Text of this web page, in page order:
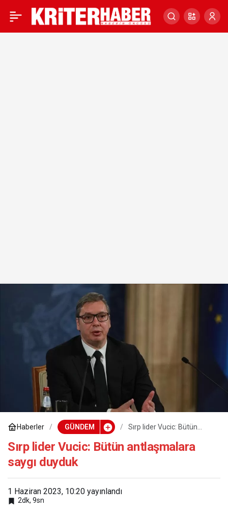
Haberler GÜNDEM
Sırp lider Vucic: Bütün
Sırp lider Vucic: Bütün antlaşmalara
saygı duyduk
1 Haziran 2023, 10:20 yayınlandı
2dk, 9sn
Sırp lider Vucic: Bütün 0